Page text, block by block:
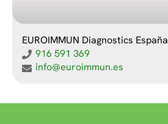
EUROIMMUN Diagnostics España
916 591 369
info@euroimmun.es